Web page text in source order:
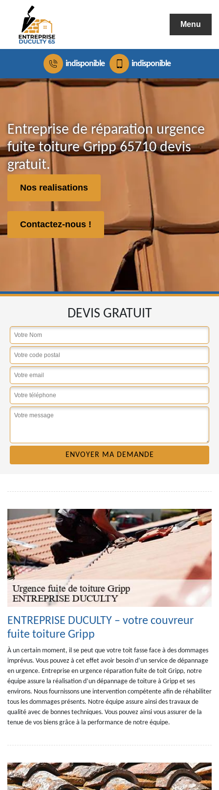
Menu
indisponible indisponible
Entreprise de réparation urgence
fuite toiture Gripp 65710 devis
gratuit.
Nos realisations
Contactez-nous !
DEVIS GRATUIT
ENTREPRISE DUCULTY – votre couvreur
fuite toiture Gripp
À un certain moment, il se peut que votre toit fasse face à des dommages
imprévus. Vous pouvez à cet effet avoir besoin d’un service de dépannage
en urgence. Entreprise en urgence réparation fuite de toit Gripp, notre
équipe assure la réalisation d’un dépannage de toiture à Gripp et ses
environs. Nous fournissons une intervention compétente afin de réhabiliter
tous les dommages présents. Notre équipe assure ainsi des travaux de
qualité avec de bonnes techniques. Vous pouvez ainsi vous assurer de la
tenue de vos biens grâce à la performance de notre équipe.